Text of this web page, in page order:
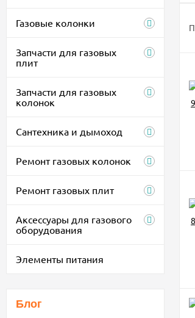
Газовые колонки
Запчасти для газовых
плит
Запчасти для газовых
колонок
Сантехника и дымоход
Ремонт газовых колонок
Ремонт газовых плит
Аксессуары для газового
оборудования
Элементы питания
Блог